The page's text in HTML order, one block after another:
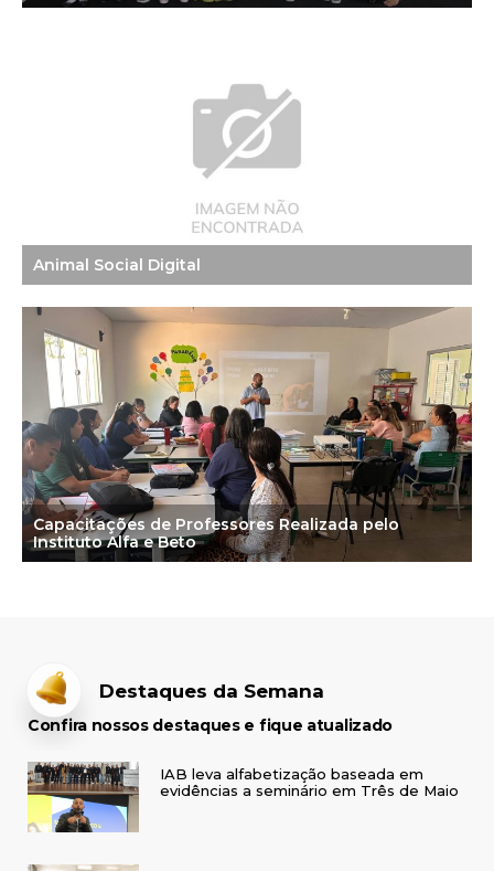
Animal Social Digital
Capacitações de Professores Realizada pelo
Instituto Alfa e Beto
Destaques da Semana
Confira nossos destaques e fique atualizado
IAB leva alfabetização baseada em
evidências a seminário em Três de Maio